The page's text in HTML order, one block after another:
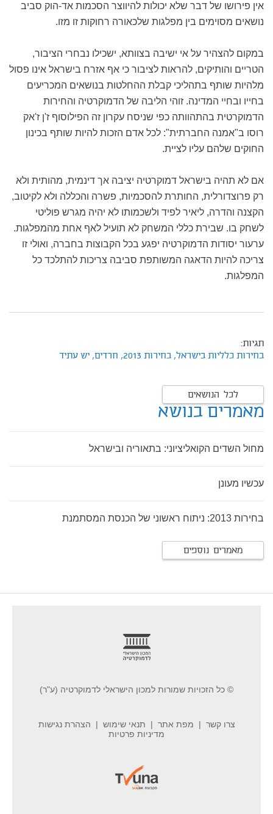
אין פירושו של דבר שלא יכולות להיווצר הסכמות אד-הוק סביב
נושאים מסוימים בין מפלגות שלכאורה רחוקות זו מזו.
במקום להצהיר על אי ישיבה בצוותא, ישכילו נבחרי הציבור,
הטריים והותיקים, להראות לציבור כי אף אזרח בישראל אינו פסול
מלהיות שותף בתהליכי קבלת ההחלטות בנושאים המכריעים
בחייו ובחיי המדינה. זוהי הליבה של הדמוקרטיה והחירות
הדמוקרטית בהתהוותה כפי שניסח עקרון זה הפילוסוף ז'ן ז'אק
רוסו ב"אמנה החברתית": לכל אדם הזכות להיות שותף בכינון
החוקים שלהם עליו לציית.
אם לא תהיה בישראל דמוקרטיה יציבה אך דינמית, מהותית ולא
רק פרוצדורלית, החותרת להסכמיות, פשרה והכללה ולא לקיטוב,
הקצנה והדרה, ליאיר לפיד ולשכמותו לא יהיה מגרש פוליטי
לשחק בו. שבירת כללי המשחק לא תועיל לאף אחת מהמפלגות.
ערעור יסודות הדמוקרטיה יפגע בכל הקבוצות בחברה, ואולי זו
צריכה להיות הדאגה המשותפת סביבה צריכות להתלכד כל
המפלגות.
תגיות:
בחירות כלליות בישראל, בחירות 2013, חרדים, יש עתיד
לכל הנושאים
מאמרים בנושא
מחול השדים הקואליציוני: בתאוריה ובישראל
עכשיו מעונן
בחירות 2013: ניתוח ראשוני של הכנסת המסתמנת
מאמרים נוספים
© כל הזכויות שמורות למכון הישראלי לדמוקרטיה (ע"ר)
צרו קשר מפת אתר תנאי שימוש
הצהרת נגישות
מדיניות פרטיות